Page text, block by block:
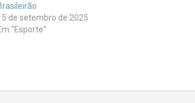
de setembro de 2025
"Esporte"